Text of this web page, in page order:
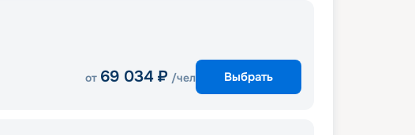
от 69 034 ₽ /чел Выбрать